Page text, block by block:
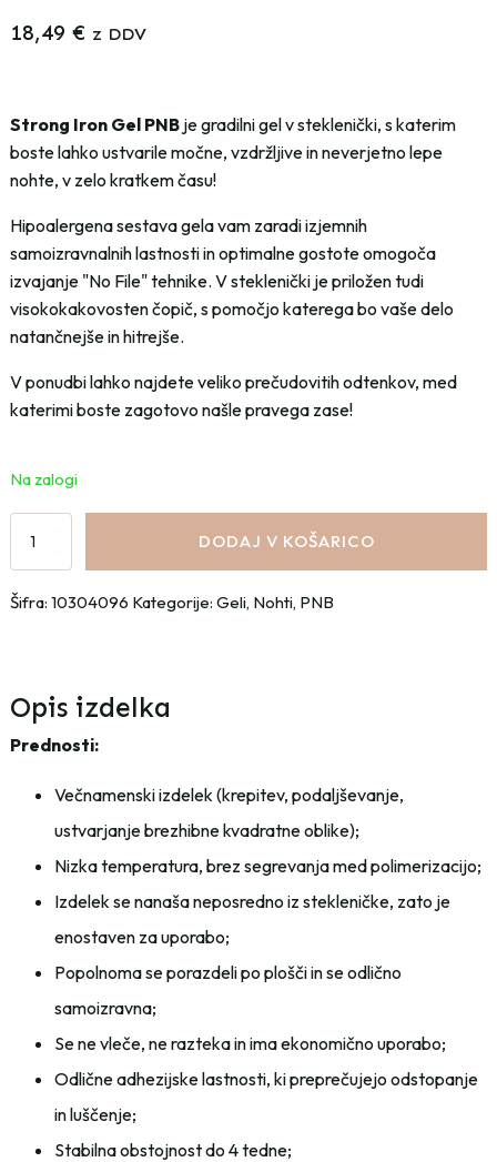
18,49 € z DDV
Strong Iron Gel PNB je gradilni gel v steklenički, s katerim
boste lahko ustvarile močne, vzdržljive in neverjetno lepe
nohte, v zelo kratkem času!
Hipoalergena sestava gela vam zaradi izjemnih
samoizravnalnih lastnosti in optimalne gostote omogoča
izvajanje "No File" tehnike. V steklenički je priložen tudi
visokokakovosten čopič, s pomočjo katerega bo vaše delo
natančnejše in hitrejše.
V ponudbi lahko najdete veliko prečudovitih odtenkov, med
katerimi boste zagotovo našle pravega zase!
Na zalogi
Strong
Gel
PNB
ml
-
Deep
količina
DODAJ V KOŠARICO
Šifra: 10304096 Kategorije: Geli, Nohti, PNB
Opis izdelka
Prednosti:
Večnamenski izdelek (krepitev, podaljševanje,
ustvarjanje brezhibne kvadratne oblike);
Nizka temperatura, brez segrevanja med polimerizacijo;
Izdelek se nanaša neposredno iz stekleničke, zato je
enostaven za uporabo;
Popolnoma se porazdeli po plošči in se odlično
samoizravna;
Se ne vleče, ne razteka in ima ekonomično uporabo;
Odlične adhezijske lastnosti, ki preprečujejo odstopanje
in luščenje;
Stabilna obstojnost do 4 tedne;